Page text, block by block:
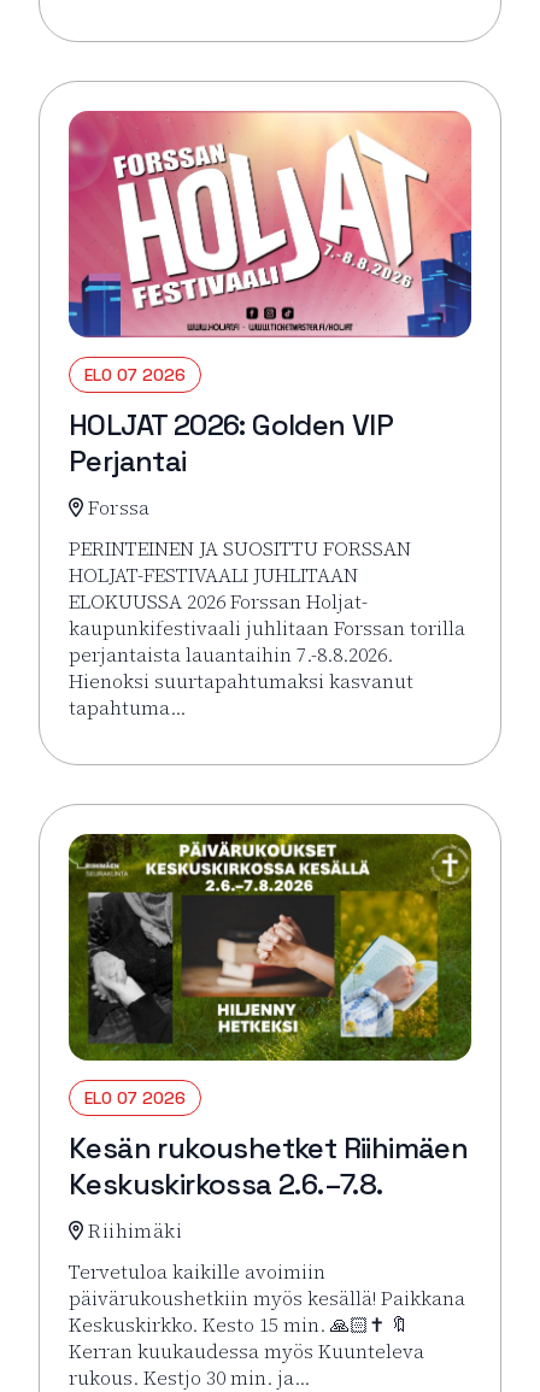
Lue lisää tapahtumasta HOLJAT 2026: Silver VIP
ELO 07 2026
HOLJAT 2026: Golden VIP
Perjantai
Forssa
PERINTEINEN JA SUOSITTU FORSSAN
HOLJAT-FESTIVAALI JUHLITAAN
ELOKUUSSA 2026 Forssan Holjat-
kaupunkifestivaali juhlitaan Forssan torilla
perjantaista lauantaihin 7.-8.8.2026.
Hienoksi suurtapahtumaksi kasvanut
tapahtuma…
Lue lisää tapahtumasta HOLJAT 2026: Golden VIP
ELO 07 2026
Kesän rukoushetket Riihimäen
Keskuskirkossa 2.6.–7.8.
Riihimäki
Tervetuloa kaikille avoimiin
päivärukoushetkiin myös kesällä! Paikkana
Keskuskirkko. Kesto 15 min. 🙏🏻✝️ 🔖
Kerran kuukaudessa myös Kuunteleva
rukous. Kestjo 30 min. ja…